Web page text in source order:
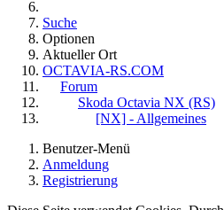
Suche
Optionen
Aktueller Ort
OCTAVIA-RS.COM
Forum
Skoda Octavia NX (RS)
[NX] - Allgemeines
Benutzer-Menü
Anmeldung
Registrierung